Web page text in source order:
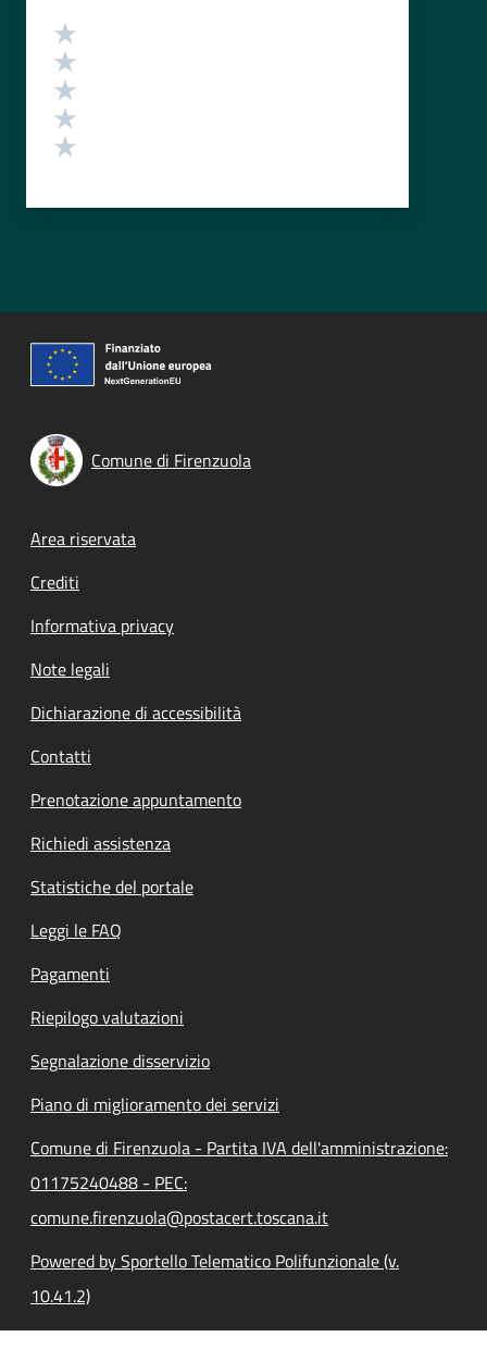
Valutazione
Comune di Firenzuola
Footer menu
Area riservata
Crediti
Informativa privacy
Note legali
Dichiarazione di accessibilità
Contatti
Prenotazione appuntamento
Richiedi assistenza
Statistiche del portale
Leggi le FAQ
Pagamenti
Riepilogo valutazioni
Segnalazione disservizio
Piano di miglioramento dei servizi
Comune di Firenzuola - Partita IVA dell'amministrazione:
01175240488 - PEC:
comune.firenzuola@postacert.toscana.it
Powered by Sportello Telematico Polifunzionale (v.
10.41.2)